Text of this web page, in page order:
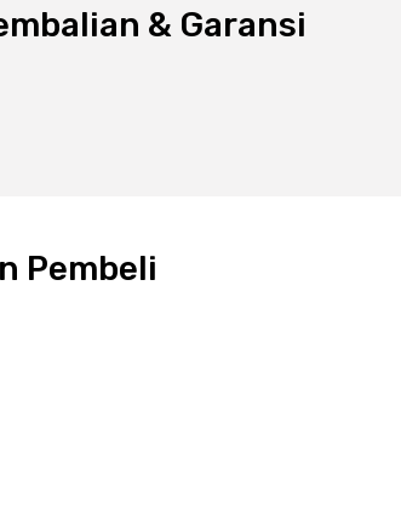
& Garansi
Pembeli